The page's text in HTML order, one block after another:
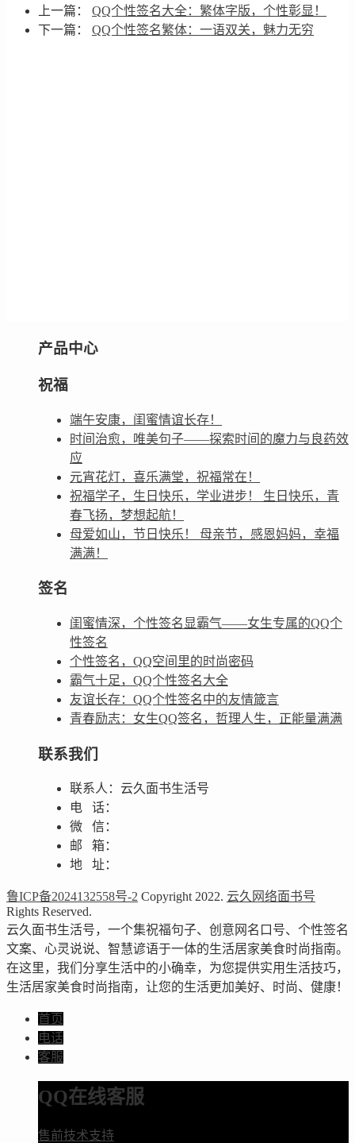
上一篇： QQ个性签名大全：繁体字版，个性彰显！
下一篇： QQ个性签名繁体：一语双关，魅力无穷
产品中心
祝福
端午安康，闺蜜情谊长存！
时间治愈，唯美句子——探索时间的魔力与良药效
应
元宵花灯，喜乐满堂，祝福常在！
祝福学子，生日快乐，学业进步！ 生日快乐，青
春飞扬，梦想起航！
母爱如山，节日快乐！ 母亲节，感恩妈妈，幸福
满满！
签名
闺蜜情深，个性签名显霸气——女生专属的QQ个
性签名
个性签名，QQ空间里的时尚密码
霸气十足，QQ个性签名大全
友谊长存：QQ个性签名中的友情箴言
青春励志：女生QQ签名，哲理人生，正能量满满
联系我们
联系人：云久面书生活号
电 话：
微 信：
邮 箱：
地 址：
鲁ICP备2024132558号-2 Copyright 2022. 云久网络面书号
Rights Reserved.
云久面书生活号，一个集祝福句子、创意网名口号、个性签名
文案、心灵说说、智慧谚语于一体的生活居家美食时尚指南。
在这里，我们分享生活中的小确幸，为您提供实用生活技巧，
生活居家美食时尚指南，让您的生活更加美好、时尚、健康！
首页
电话
客服
QQ在线客服
售前技术支持